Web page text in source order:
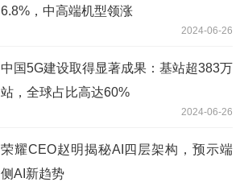
6.8%，中高端机型领涨
2024-06-26
中国5G建设取得显著成果：基站超383万
站，全球占比高达60%
2024-06-26
荣耀CEO赵明揭秘AI四层架构，预示端
侧AI新趋势